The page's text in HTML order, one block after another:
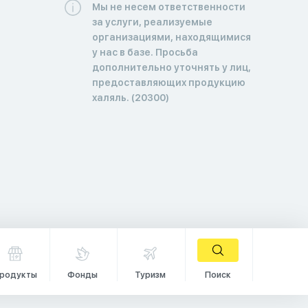
Мы не несем ответственности
за услуги, реализуемые
организациями, находящимися
у нас в базе. Просьба
дополнительно уточнять у лиц,
предоставляющих продукцию
халяль. (20300)
Фонды Туризм Поиск